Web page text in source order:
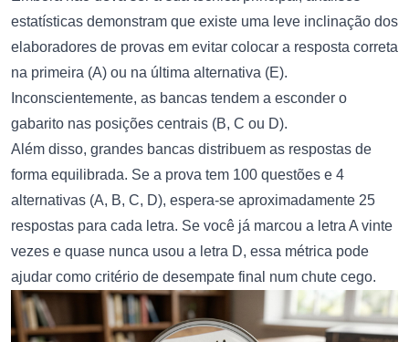
estatísticas demonstram que existe uma leve inclinação dos
elaboradores de provas em evitar colocar a resposta correta
na primeira (A) ou na última alternativa (E).
Inconscientemente, as bancas tendem a esconder o
gabarito nas posições centrais (B, C ou D).
Além disso, grandes bancas distribuem as respostas de
forma equilibrada. Se a prova tem 100 questões e 4
alternativas (A, B, C, D), espera-se aproximadamente 25
respostas para cada letra. Se você já marcou a letra A vinte
vezes e quase nunca usou a letra D, essa métrica pode
ajudar como critério de desempate final num chute cego.